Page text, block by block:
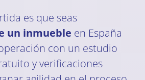
es que seas
un inmueble en España
con un estudio
y verificaciones